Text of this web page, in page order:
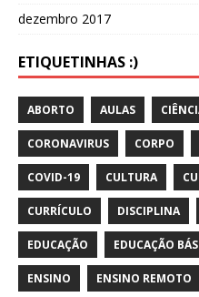
dezembro 2017
ETIQUETINHAS :)
ABORTO AULAS
CORONAVIRUS CORPO
COVID-19 CULTURA
CURRÍCULO DISCIPLINA
EDUCAÇÃO EDUCAÇÃO
ENSINO ENSINO REMOTO